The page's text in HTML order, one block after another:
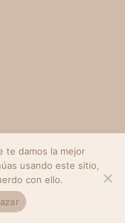
te damos la mejor
usando este sitio,
con ello.